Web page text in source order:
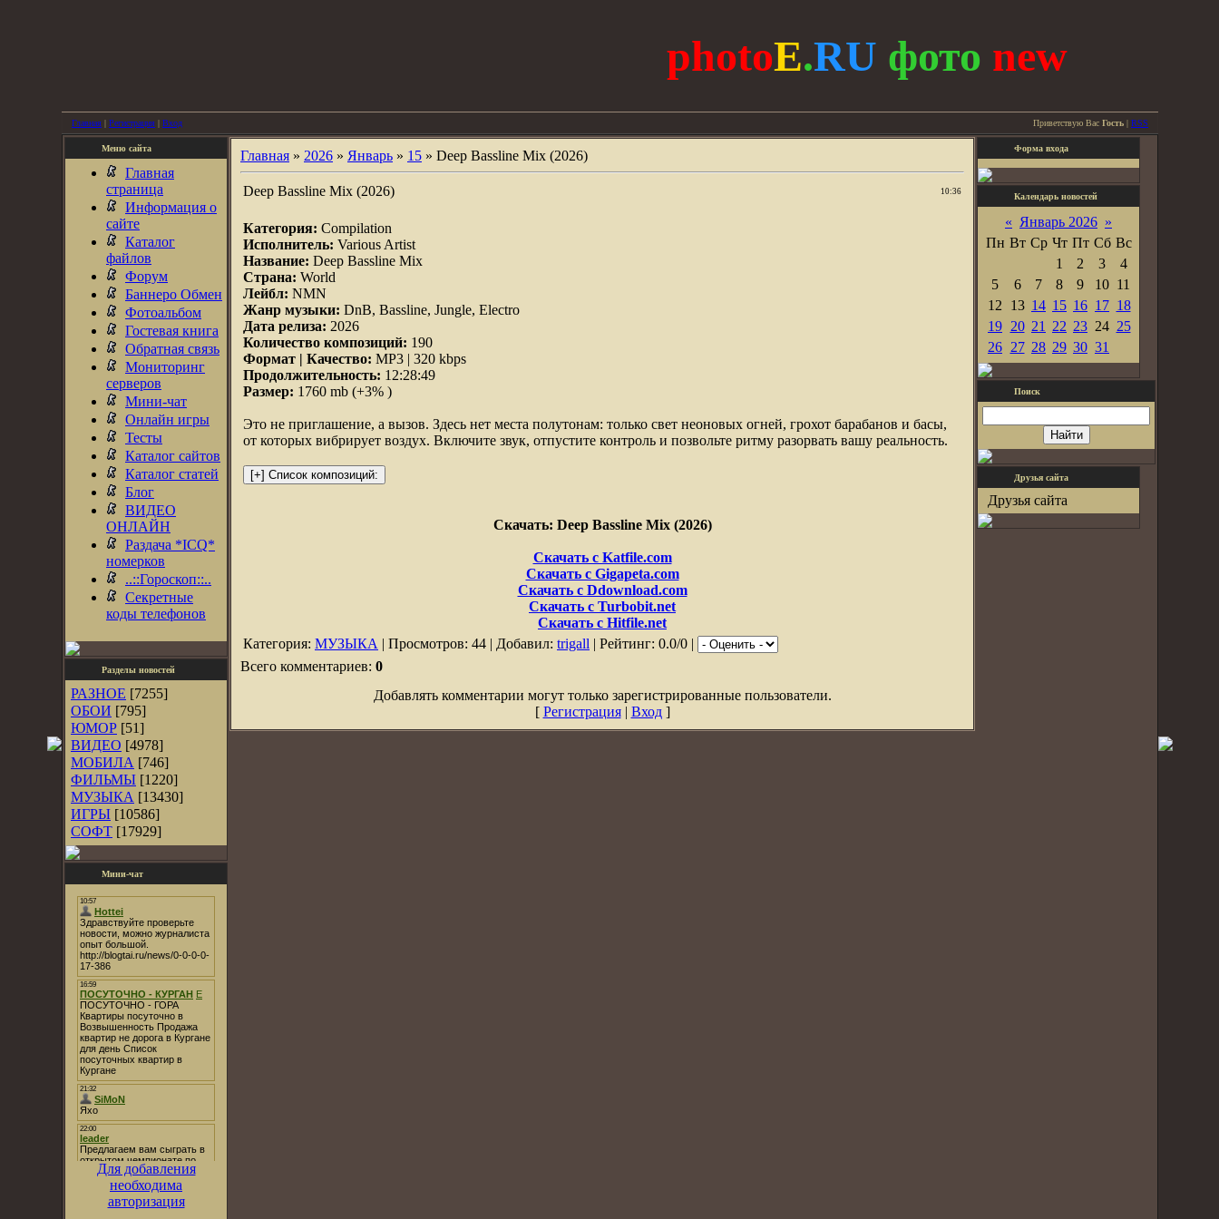
photoE.RU фото new
Главная | Регистрация | Вход Приветствую Вас Гость | RSS
Меню сайта
Главная
страница
Информация о
сайте
Каталог
файлов
Форум
Баннеро Обмен
Фотоальбом
Гостевая книга
Обратная связь
Мониторинг
серверов
Мини-чат
Онлайн игры
Тесты
Каталог сайтов
Каталог статей
Блог
ВИДЕО
ОНЛАЙН
Раздача *ICQ*
номерков
..::Гороскоп::..
Секретные
коды телефонов
Разделы новостей
РАЗНОЕ [7255]
ОБОИ [795]
ЮМОР [51]
ВИДЕО [4978]
МОБИЛА [746]
ФИЛЬМЫ [1220]
МУЗЫКА [13430]
ИГРЫ [10586]
СОФТ [17929]
Мини-чат
Для добавления
необходима
авторизация
Главная » 2026 » Январь » 15 » Deep Bassline Mix (2026)
Deep Bassline Mix (2026) 10:36
Категория: Compilation
Исполнитель: Various Artist
Название: Deep Bassline Mix
Страна: World
Лейбл: NMN
Жанр музыки: DnB, Bassline, Jungle, Electro
Дата релиза: 2026
Количество композиций: 190
Формат | Качество: MP3 | 320 kbps
Продолжительность: 12:28:49
Размер: 1760 mb (+3% )
Это не приглашение, а вызов. Здесь нет места полутонам: только свет неоновых огней, грохот барабанов и басы,
от которых вибрирует воздух. Включите звук, отпустите контроль и позвольте ритму разорвать вашу реальность.
Скачать: Deep Bassline Mix (2026)
Скачать с Katfile.com
Скачать с Gigapeta.com
Скачать с Ddownload.com
Скачать с Turbobit.net
Скачать с Hitfile.net
Категория: МУЗЫКА | Просмотров: 44 | Добавил: trigall | Рейтинг: 0.0/0 |
Всего комментариев: 0
Добавлять комментарии могут только зарегистрированные пользователи.
[ Регистрация| Вход]
Форма входа
Календарь новостей
« Январь 2026 »
Пн Вт Ср Чт Пт Сб Вс
1
2 3
4
5
6 7 8 9 10 11
12
13 14 15 16 17 18
19 20 21 22 23 24 25
26 27 28 29 30 31
Поиск
Друзья сайта
Друзья сайта